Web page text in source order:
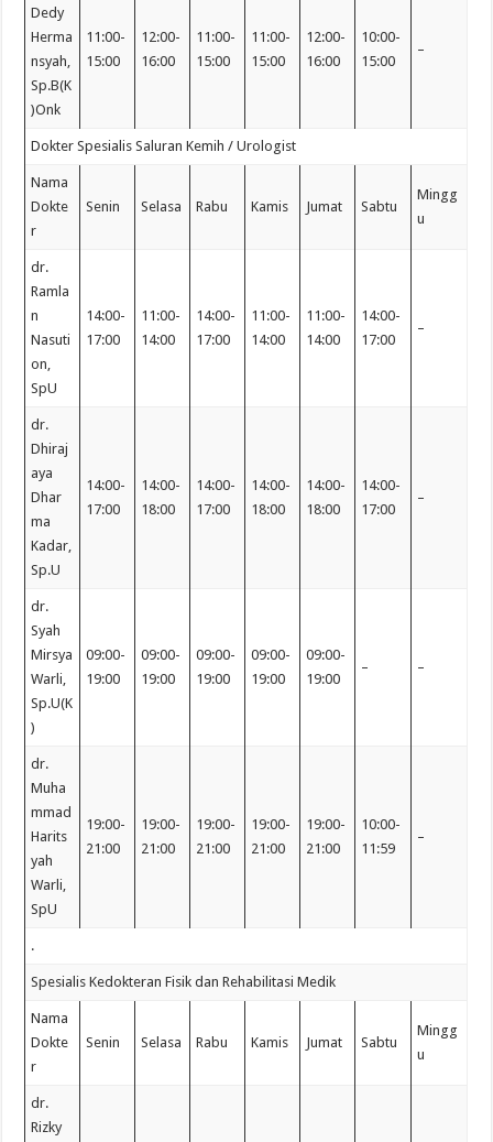
Dedy
Herma
nsyah,
Sp.B(K
)Onk
11:00-
15:00
12:00-
16:00
11:00-
15:00
11:00-
15:00
12:00-
16:00
10:00-
15:00
–
Dokter Spesialis Saluran Kemih / Urologist
Nama
Dokte
r
Senin Selasa Rabu Kamis Jumat Sabtu
Mingg
u
dr.
Ramla
n
Nasuti
on,
SpU
14:00-
17:00
11:00-
14:00
14:00-
17:00
11:00-
14:00
11:00-
14:00
14:00-
17:00
–
dr.
Dhiraj
aya
Dhar
ma
Kadar,
Sp.U
14:00-
17:00
14:00-
18:00
14:00-
17:00
14:00-
18:00
14:00-
18:00
14:00-
17:00
–
dr.
Syah
Mirsya
Warli,
Sp.U(K
)
09:00-
19:00
09:00-
19:00
09:00-
19:00
09:00-
19:00
09:00-
19:00
– –
dr.
Muha
mmad
Harits
yah
Warli,
SpU
19:00-
21:00
19:00-
21:00
19:00-
21:00
19:00-
21:00
19:00-
21:00
10:00-
11:59
–
.
Spesialis Kedokteran Fisik dan Rehabilitasi Medik
Nama
Dokte
r
Senin Selasa Rabu Kamis Jumat Sabtu
Mingg
u
dr.
Rizky